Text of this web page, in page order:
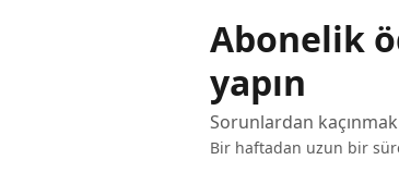
Abonelik
yapın
Sorunlardan
Bir haftadan uzun bir